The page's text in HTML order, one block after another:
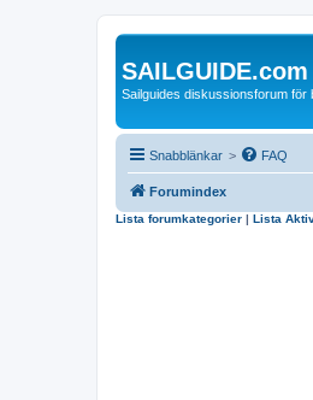
SAILGUIDE.com
Sailguides diskussionsforum för
Snabblänkar > FAQ
Forumindex
Lista forumkategorier | Lista